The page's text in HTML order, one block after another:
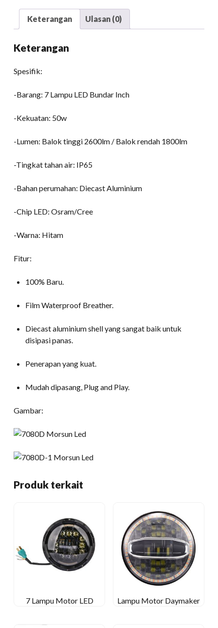
Balok
Lampu
kuantitas
Keterangan Ulasan (0)
Keterangan
Spesifik:
-Barang: 7 Lampu LED Bundar Inch
-Kekuatan: 50w
-Lumen: Balok tinggi 2600lm / Balok rendah 1800lm
-Tingkat tahan air: IP65
-Bahan perumahan: Diecast Aluminium
-Chip LED: Osram/Cree
-Warna: Hitam
Fitur:
100% Baru.
Film Waterproof Breather.
Diecast aluminium shell yang sangat baik untuk
disipasi panas.
Penerapan yang kuat.
Mudah dipasang, Plug and Play.
Gambar:
Produk terkait
7 Lampu Motor LED Lampu Motor Daymaker